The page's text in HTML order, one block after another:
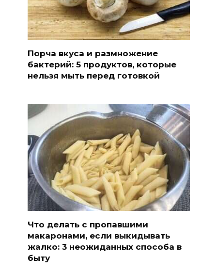
Порча вкуса и размножение
бактерий: 5 продуктов, которые
нельзя мыть перед готовкой
Что делать с пропавшими
макаронами, если выкидывать
жалко: 3 неожиданных способа в
быту